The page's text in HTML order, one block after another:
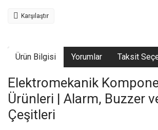
Karşılaştır
Ürün Bilgisi Yorumlar Taksit
Elektromekanik
Ürünleri | Alarm, Buzzer
Çeşitleri